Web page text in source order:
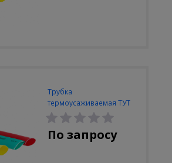
Трубка
термоусаживаемая ТУТ
ЭКФ 40/20 желтая (упак.
25м)
По запросу